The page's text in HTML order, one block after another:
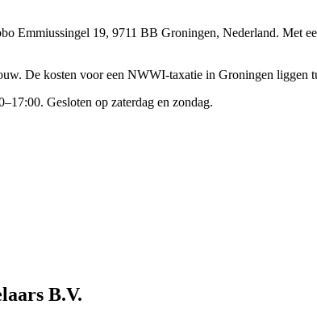
Emmiussingel 19, 9711 BB Groningen, Nederland. Met
De kosten voor een NWWI-taxatie in Groningen liggen
Gesloten op zaterdag en zondag.
B.V.